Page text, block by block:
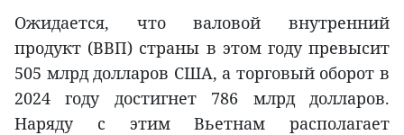
Ожидается, что валовой внутренний
продукт (ВВП) страны в этом году превысит
505 млрд долларов США, а торговый оборот в
2024 году достигнет 786 млрд долларов.
Наряду с этим Вьетнам располагает